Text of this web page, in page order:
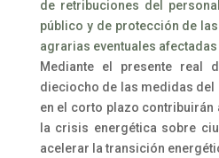
de retribuciones del
público y de protección de
agrarias eventuales
Mediante el presente real
dieciocho de las medidas del
en el corto plazo
la crisis energética sobre
acelerar la transición